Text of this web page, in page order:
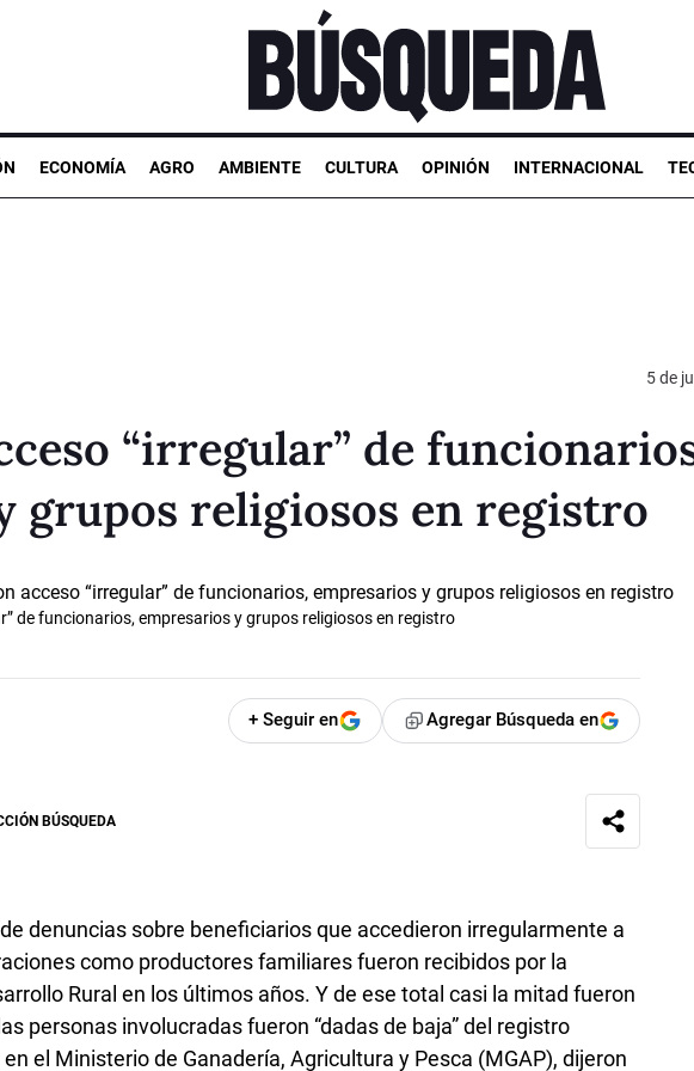
ECONOMÍA AGRO AMBIENTE CULTURA OPINIÓN INTERNACIONAL
5 de
“irregular” de
grupos religiosos en registro
de funcionarios, empresarios y grupos religiosos en registro
+ Seguir en Agregar Búsqueda en
BÚSQUEDA
denuncias sobre beneficiarios que accedieron irregularmente a
como productores familiares fueron recibidos por la
Rural en los últimos años. Y de ese total casi la mitad fueron
personas involucradas fueron “dadas de baja” del registro
el Ministerio de Ganadería, Agricultura y Pesca (MGAP), dijeron